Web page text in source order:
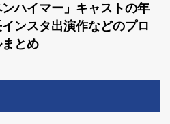
ンハイマー」キャストの年
ンスタ出演作などのプロ
とめ